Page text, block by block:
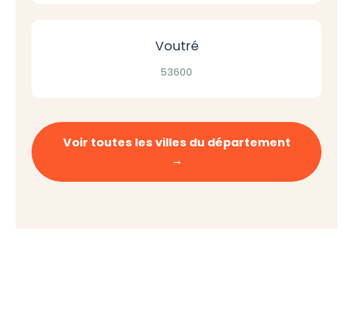
Voutré
53600
Voir toutes les villes du département
→